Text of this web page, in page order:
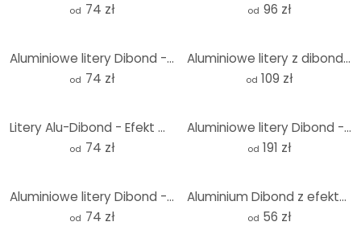
od 74 zł od 96 zł
Aluminiowe litery Dibond - efekt miedzi - XMAS
od 74 zł
Aluminiowe litery z dibondu - efekt miedzi - kawa
od 109 zł
Litery Alu-Dibond - Efekt miedzi - Znak z hasztagiem
od 74 zł
Aluminiowe litery Dibond - efekt miedzi - Wellness
od 191 zł
Aluminiowe litery Dibond - efekt srebra - XMAS
od 74 zł
Aluminium Dibond z efektem miedzi - Kamienie z literami - Shabby
od 56 zł